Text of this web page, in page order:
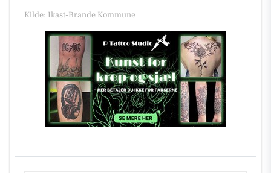
Kilde: Ikast-Brande Kommune